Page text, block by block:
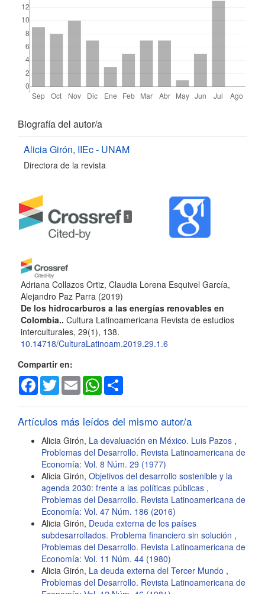
Detalles
del
artículo
Biografía del autor/a
Alicia Girón, IIEc - UNAM
Directora de la revista
1
Adriana Collazos Ortiz, Claudia Lorena Esquivel García,
Alejandro Paz Parra (2019)
De los hidrocarburos a las energías renovables en
Colombia.. Cultura Latinoamericana Revista de estudios
interculturales, 29(1), 138.
10.14718/CulturaLatinoam.2019.29.1.6
Compartir en:
Facebook
TwitterEmail WhatsApp
Artículos más leídos del mismo autor/a
Alicia Girón, La devaluación en México. Luis Pazos ,
Problemas del Desarrollo. Revista Latinoamericana de
Economía: Vol. 8 Núm. 29 (1977)
Alicia Girón, Objetivos del desarrollo sostenible y la
agenda 2030: frente a las políticas públicas ,
Problemas del Desarrollo. Revista Latinoamericana de
Economía: Vol. 47 Núm. 186 (2016)
Alicia Girón, Deuda externa de los países
subdesarrollados. Problema financiero sin solución ,
Problemas del Desarrollo. Revista Latinoamericana de
Economía: Vol. 11 Núm. 44 (1980)
Alicia Girón, La deuda externa del Tercer Mundo ,
Problemas del Desarrollo. Revista Latinoamericana de